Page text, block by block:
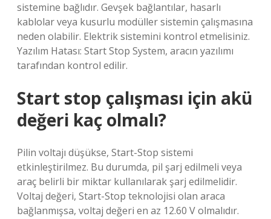
sistemine bağlıdır. Gevşek bağlantılar, hasarlı
kablolar veya kusurlu modüller sistemin çalışmasına
neden olabilir. Elektrik sistemini kontrol etmelisiniz.
Yazılım Hatası: Start Stop System, aracın yazılımı
tarafından kontrol edilir.
Start stop çalışması için akü
değeri kaç olmalı?
Pilin voltajı düşükse, Start-Stop sistemi
etkinleştirilmez. Bu durumda, pil şarj edilmeli veya
araç belirli bir miktar kullanılarak şarj edilmelidir.
Voltaj değeri, Start-Stop teknolojisi olan araca
bağlanmışsa, voltaj değeri en az 12.60 V olmalıdır.